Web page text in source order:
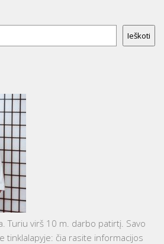
Ieškoti
Turiu virš 10 m. darbo patirtį. Savo
tinklalapyje: čia rasite informacijos